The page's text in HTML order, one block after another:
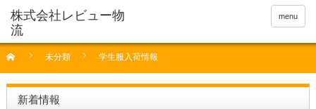
menu
未分類 学生服入荷情報
新着情報